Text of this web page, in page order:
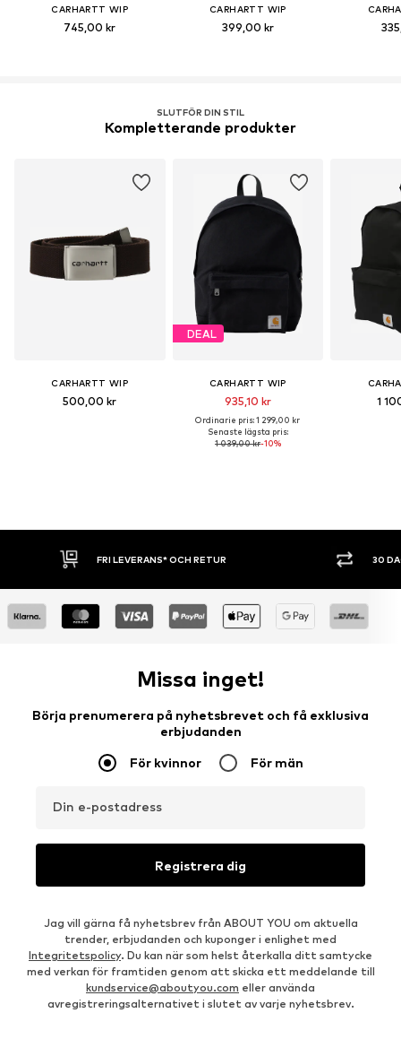
CARHARTT WIP
745,00 kr
CARHARTT WIP
399,00 kr
SLUTFÖR DIN STIL
Kompletterande produkter
CARHARTT WIP
500,00 kr
DEAL
CARHARTT WIP
935,10 kr
Ordinarie pris: 1 299,00 kr
Senaste lägsta pris:
1 039,00 kr-10%
1
30 DAGARS ÖPPET KÖP
Missa inget!
Börja prenumerera på nyhetsbrevet och få exklusiva
erbjudanden
För kvinnor För män
Din e-postadress
Registrera dig
Jag vill gärna få nyhetsbrev från ABOUT YOU om aktuella
trender, erbjudanden och kuponger i enlighet med
Integritetspolicy. Du kan när som helst återkalla ditt samtycke
med verkan för framtiden genom att skicka ett meddelande till
kundservice@aboutyou.com eller använda
avregistreringsalternativet i slutet av varje nyhetsbrev.